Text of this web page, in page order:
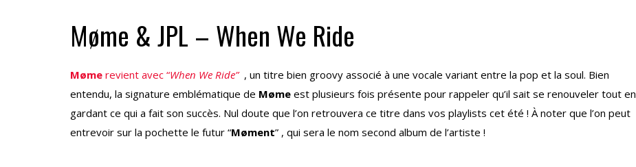
Møme & JPL – When We Ride
Møme revient avec “When We Ride” , un titre bien groovy associé à une vocale variant entre la pop et la soul. Bien
entendu, la signature emblématique de Møme est plusieurs fois présente pour rappeler qu’il sait se renouveler tout en
gardant ce qui a fait son succès. Nul doute que l’on retrouvera ce titre dans vos playlists cet été ! À noter que l’on peut
entrevoir sur la pochette le futur “Møment” , qui sera le nom second album de l’artiste !